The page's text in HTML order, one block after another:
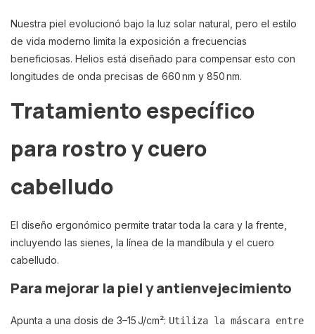
Nuestra piel evolucionó bajo la luz solar natural, pero el estilo
de vida moderno limita la exposición a frecuencias
beneficiosas. Helios está diseñado para compensar esto con
longitudes de onda precisas de 660 nm y 850 nm.
Tratamiento específico
para rostro y cuero
cabelludo
El diseño ergonómico permite tratar toda la cara y la frente,
incluyendo las sienes, la línea de la mandíbula y el cuero
cabelludo.
Para mejorar la piel y antienvejecimiento
Apunta a una dosis de 3–15 J/cm²: Utiliza la máscara entre